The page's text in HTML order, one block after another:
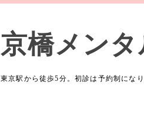
京橋メン
東京駅から徒歩5分。初診は予約制になり